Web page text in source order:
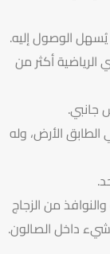
الوصول إليه.
الرياضية أكثر من
الأرض، وله
من الزجاج
داخل الصالون.